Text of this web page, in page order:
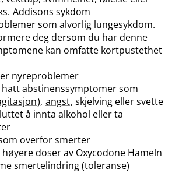
Addisons sykdom
som alvorlig lungesykdom.
deg dersom du har denne
kan omfatte kortpustethet
nyreproblemer
abstinenssymptomer som
), angst, skjelving eller svette
å innta alkohol eller ta
overfor smerter
doser av Oxycodone Hameln
smertelindring (toleranse)